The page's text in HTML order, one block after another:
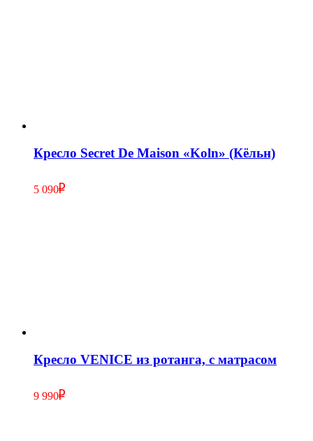
Кресло Secret De Maison «Koln» (Кёльн)
5 090
Кресло VENICE из ротанга, с матрасом
9 990